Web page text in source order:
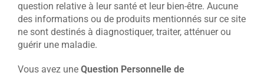
question relative à leur santé et leur bien-être. Aucune
des informations ou de produits mentionnés sur ce site
ne sont destinés à diagnostiquer, traiter, atténuer ou
guérir une maladie.
Vous avez une Question Personnelle de